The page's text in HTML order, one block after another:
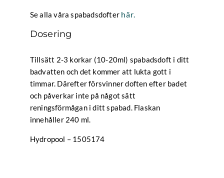
Se alla våra spabadsdofter här.
Dosering
Tillsätt 2-3 korkar (10-20ml) spabadsdoft i ditt
badvatten och det kommer att lukta gott i
timmar. Därefter försvinner doften efter badet
och påverkar inte på något sätt
reningsförmågan i ditt spabad. Flaskan
innehåller 240 ml.
Hydropool – 1505174